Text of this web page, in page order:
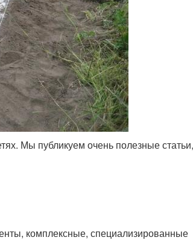
Мы публикуем очень полезные
комплексные, специализированные